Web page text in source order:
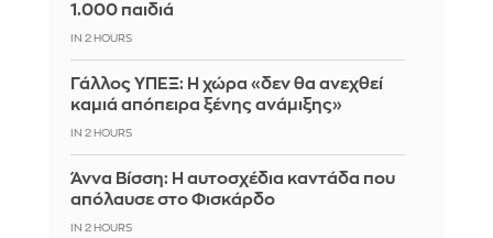
1.000 παιδιά
IN 2 HOURS
Γάλλος ΥΠΕΞ: Η χώρα «δεν θα ανεχθεί
καμιά απόπειρα ξένης ανάμιξης»
IN 2 HOURS
Άννα Βίσση: Η αυτοσχέδια καντάδα που
απόλαυσε στο Φισκάρδο
IN 2 HOURS